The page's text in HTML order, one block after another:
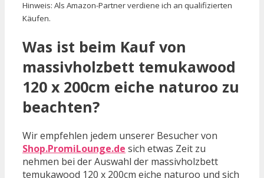
Hinweis: Als Amazon-Partner verdiene ich an qualifizierten
Käufen.
Was ist beim Kauf von
massivholzbett temukawood
120 x 200cm eiche naturoo zu
beachten?
Wir empfehlen jedem unserer Besucher von
Shop.PromiLounge.de sich etwas Zeit zu
nehmen bei der Auswahl der massivholzbett
temukawood 120 x 200cm eiche naturoo und sich